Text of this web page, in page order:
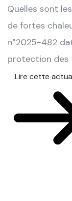
Quelles sont
de fortes
n°2025-482
protection des
Lire cette